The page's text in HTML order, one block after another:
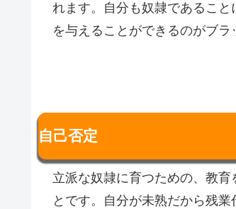
れます。自分も奴隷であるこ
を与えることができるのがブラ
自己否定
立派な奴隷に育つための、教
とです。自分が未熟だから残